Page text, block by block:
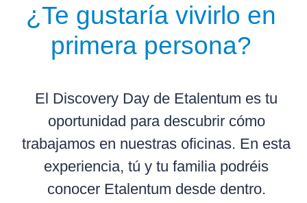
¿Te gustaría vivirlo en
primera persona?
El Discovery Day de Etalentum es tu
oportunidad para descubrir cómo
trabajamos en nuestras oficinas. En esta
experiencia, tú y tu familia podréis
conocer Etalentum desde dentro.